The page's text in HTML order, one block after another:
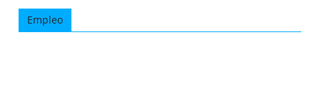
Empleo